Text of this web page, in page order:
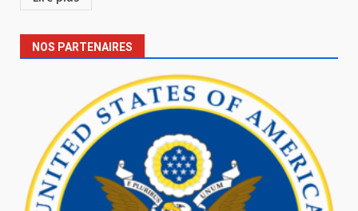
NOS PARTENAIRES